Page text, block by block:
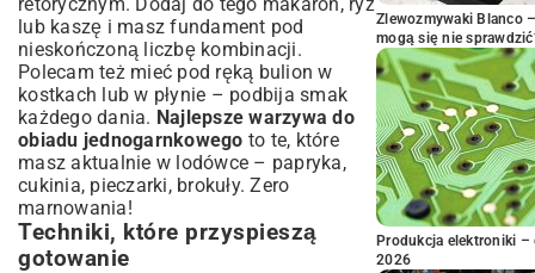
lub kaszę i masz fundament pod
nieskończoną liczbę kombinacji.
Polecam też mieć pod ręką bulion w
kostkach lub w płynie – podbija smak
każdego dania. Najlepsze warzywa do
obiadu jednogarnkowego to te, które
masz aktualnie w lodówce – papryka,
cukinia, pieczarki, brokuły. Zero
marnowania!
Techniki, które przyspieszą
gotowanie
Zlewozmywaki Blanco
mogą się nie
Produkcja elektroniki –
2026